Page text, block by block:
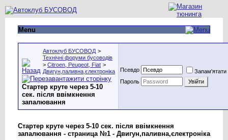
Menu
Автоклуб БУСОВОД >
Технічні форуми бусоводів
> Citroen, Peugeot, Fiat >
Двигун,паливна,єлектроніка
Стартер круте через 5-10
сек. після ввімкнення
запалювання
Псевдо
Пароль
Стартер круте через 5-10 сек. після ввімкнення
запалювання - страница №1 - Двигун,паливна,єлектроніка